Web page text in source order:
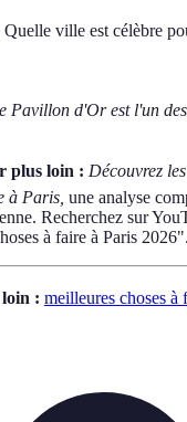
Quelle ville est célèbre
Pavillon d'Or est l'un
plus loin : Découvrez
à Paris, une analyse
Recherchez sur
à faire à Paris
: meilleures choses à